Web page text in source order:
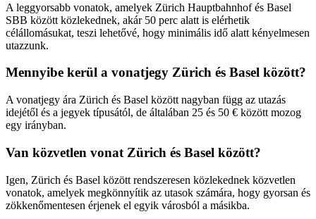
A leggyorsabb vonatok, amelyek Zürich Hauptbahnhof és Basel
SBB között közlekednek, akár 50 perc alatt is elérhetik
célállomásukat, teszi lehetővé, hogy minimális idő alatt kényelmesen
utazzunk.
Mennyibe kerül a vonatjegy Zürich és Basel között?
A vonatjegy ára Zürich és Basel között nagyban függ az utazás
idejétől és a jegyek típusától, de általában 25 és 50 € között mozog
egy irányban.
Van közvetlen vonat Zürich és Basel között?
Igen, Zürich és Basel között rendszeresen közlekednek közvetlen
vonatok, amelyek megkönnyítik az utasok számára, hogy gyorsan és
zökkenőmentesen érjenek el egyik városból a másikba.